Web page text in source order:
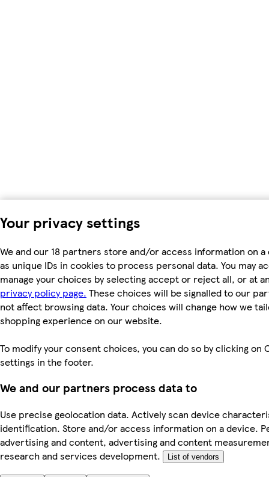
Your privacy settings
We and our 18 partners store and/or access information on
as unique IDs in cookies to process personal data. You may
manage your choices by selecting accept or reject all, or at
privacy policy page. These choices will be signalled to our
not affect browsing data. Your choices will change how we
shopping experience on our website.
To modify your consent choices, you can do so by clicking on
settings in the footer.
We and our partners process data to
Use precise geolocation data. Actively scan device
identification. Store and/or access information on a device.
advertising and content, advertising and content
research and services development.
List of vendors